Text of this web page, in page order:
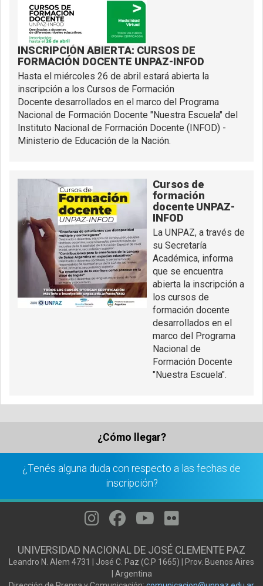
INSCRIPCIÓN ABIERTA: CURSOS DE
FORMACIÓN DOCENTE UNPAZ-INFOD
Hasta el miércoles 26 de abril estará abierta la
inscripción a los Cursos de Formación
Docente desarrollados en el marco del Programa
Nacional de Formación Docente "Nuestra Escuela" del
Instituto Nacional de Formación Docente (INFOD) -
Ministerio de Educación de la Nación.
Cursos de
formación
docente UNPAZ-
INFOD
La UNPAZ, a través de
su Secretaría
Académica, informa
que se encuentra
abierta la inscripción a
los cursos de
formación docente
desarrollados en el
marco del Programa
Nacional de
Formación Docente
"Nuestra Escuela".
¿Cómo llegar?
¿Tenés alguna duda con respecto a las fechas de
inscripción?
UNIVERSIDAD NACIONAL DE JOSÉ CLEMENTE PAZ
Leandro N. Alem 4731 | José C. Paz (C.P 1665) | Prov. Buenos Aires
| Argentina